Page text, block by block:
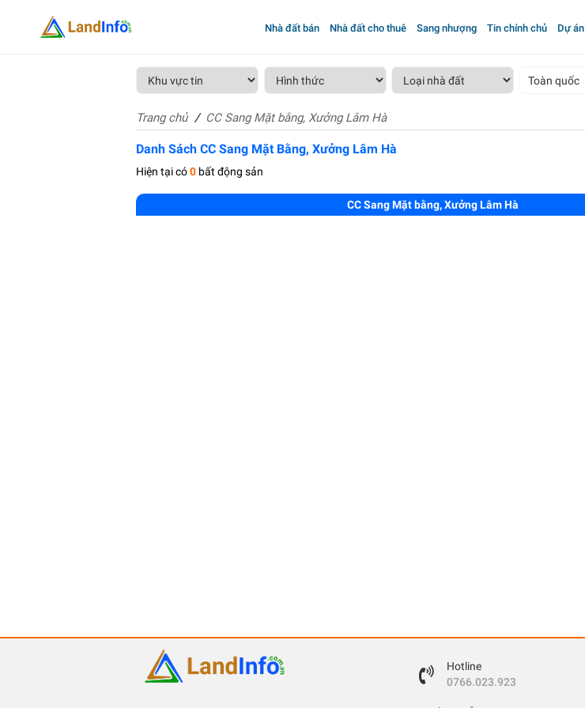
Nhà đất bán Nhà đất cho thuê Sang nhượng Tin chính chủ Dự án
Toàn quốc
Trang chủ CC Sang Mặt bằng, Xưởng Lâm Hà
Danh Sách CC Sang Mặt Bằng, Xưởng Lâm Hà
Hiện tại có0 bất động sản
CC Sang Mặt bằng, Xưởng Lâm Hà
Hotline
0766.023.923